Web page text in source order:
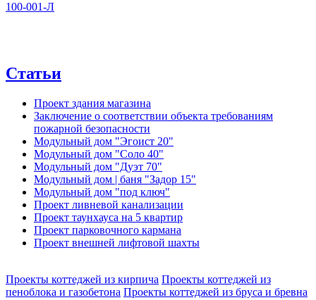
100-001-Л
Статьи
Проект здания магазина
Заключение о соответствии объекта требованиям
пожарной безопасности
Модульный дом "Эгоист 20"
Модульный дом "Соло 40"
Модульный дом "Дуэт 70"
Модульный дом | баня "Задор 15"
Модульный дом "под ключ"
Проект ливневой канализации
Проект таунхауса на 5 квартир
Проект парковочного кармана
Проект внешней лифтовой шахты
Проекты коттеджей из кирпича Проекты коттеджей из
пеноблока и газобетона Проекты коттеджей из бруса и бревна